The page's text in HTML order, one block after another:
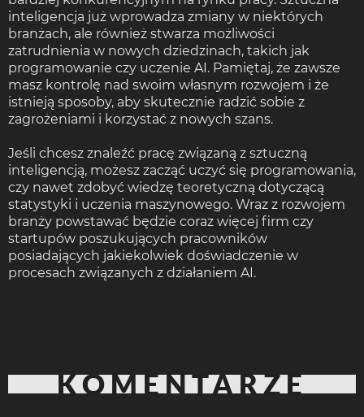
inteligencja już wprowadza zmiany w niektórych
branżach, ale również stwarza możliwości
zatrudnienia w nowych dziedzinach, takich jak
programowanie czy uczenie AI. Pamiętaj, że zawsze
masz kontrolę nad swoim własnym rozwojem i że
istnieją sposoby, aby skutecznie radzić sobie z
zagrożeniami i korzystać z nowych szans.
Jeśli chcesz znaleźć pracę związaną z sztuczną
inteligencją, możesz zacząć uczyć się programowania,
czy nawet zdobyć wiedzę teoretyczną dotyczącą
statystyki i uczenia maszynowego. Wraz z rozwojem
branży powstawać będzie coraz więcej firm czy
startupów poszukujących pracowników
posiadających jakiekolwiek doświadczenie w
procesach związanych z działaniem AI.
KOMENTARZE